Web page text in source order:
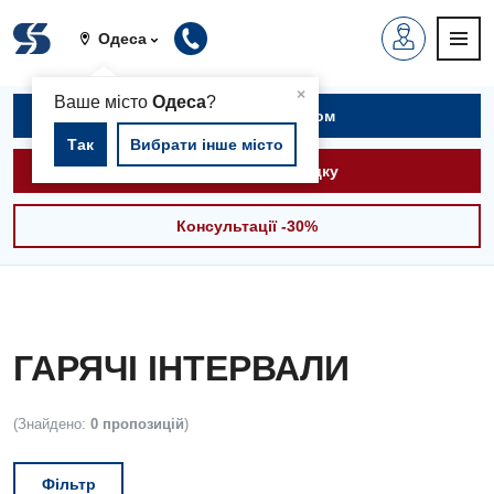
Одеса
×
Ваше містоОдеса?
Так Вибрати інше місто
Записатися на прийом
Викликати швидку
Консультації -30%
ГАРЯЧІ ІНТЕРВАЛИ
(Знайдено: 0 пропозицій)
Фільтр